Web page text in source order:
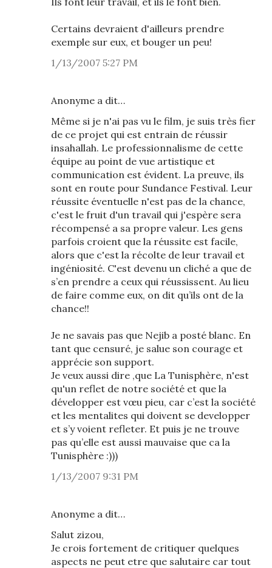
Certains devraient d'ailleurs prendre
exemple sur eux, et bouger un peu!
1/13/2007 5:27 PM
Anonyme a dit…
Même si je n'ai pas vu le film, je suis très fier
de ce projet qui est entrain de réussir
insahallah. Le professionnalisme de cette
équipe au point de vue artistique et
communication est évident. La preuve, ils
sont en route pour Sundance Festival. Leur
réussite éventuelle n'est pas de la chance,
c'est le fruit d'un travail qui j'espère sera
récompensé a sa propre valeur. Les gens
parfois croient que la réussite est facile,
alors que c'est la récolte de leur travail et
ingéniosité. C'est devenu un cliché a que de
s’en prendre a ceux qui réussissent. Au lieu
de faire comme eux, on dit qu’ils ont de la
chance!!
Je ne savais pas que Nejib a posté blanc. En
tant que censuré, je salue son courage et
apprécie son support.
Je veux aussi dire ,que La Tunisphère, n'est
qu'un reflet de notre société et que la
développer est vœu pieu, car c’est la société
et les mentalites qui doivent se developper
et s’y voient refleter. Et puis je ne trouve
pas qu’elle est aussi mauvaise que ca la
Tunisphère :)))
1/13/2007 9:31 PM
Anonyme a dit…
Salut zizou,
Je crois fortement de critiquer quelques
aspects ne peut etre que salutaire car tout